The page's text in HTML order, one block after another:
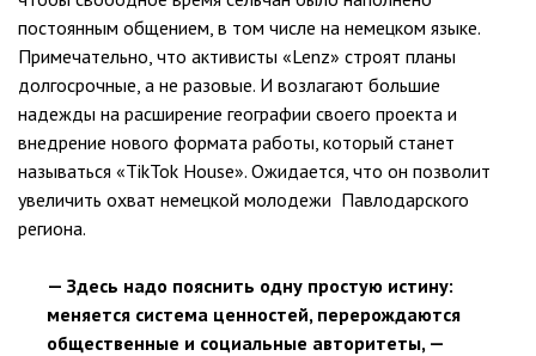
постоянным общением, в том числе на немецком языке.
Примечательно, что активисты «Lenz» строят планы
долгосрочные, а не разовые. И возлагают большие
надежды на расширение географии своего проекта и
внедрение нового формата работы, который станет
называться «TikTok House». Ожидается, что он позволит
увеличить охват немецкой молодежи Павлодарского
региона.
— Здесь надо пояснить одну простую истину:
меняется система ценностей, перерождаются
общественные и социальные авторитеты, —